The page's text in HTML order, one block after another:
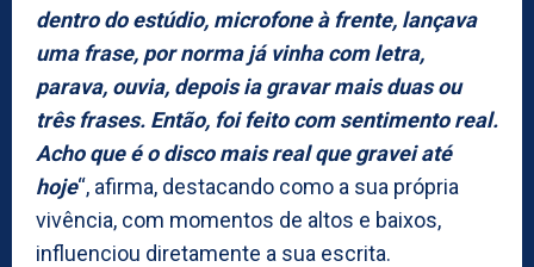
dentro do estúdio, microfone à frente, lançava
uma frase, por norma já vinha com letra,
parava, ouvia, depois ia gravar mais duas ou
três frases. Então, foi feito com sentimento real.
Acho que é o disco mais real que gravei até
hoje“, afirma, destacando como a sua própria
vivência, com momentos de altos e baixos,
influenciou diretamente a sua escrita.